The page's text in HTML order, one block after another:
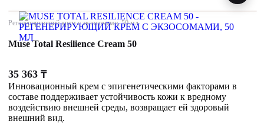
Регенерирующий крем с экзосомами, 50 мл
Muse Total Resilience Cream 50
35 363 ₸
Инновационный крем с эпигенетическими факторами в
составе поддерживает устойчивость кожи к вредному
воздействию внешней среды, возвращает ей здоровый
внешний вид.